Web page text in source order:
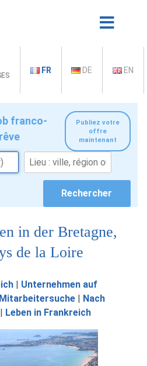
FR DE EN
Publiez votre
offre
maintenant
franco-
in der Bretagne,
de la Loire
| Unternehmen auf
| Nach
| Leben in Frankreich